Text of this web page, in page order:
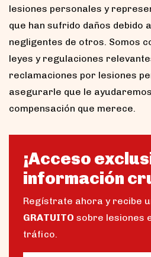
lesiones personales y
que han sufrido daños debido
negligentes de otros. Somos
leyes y regulaciones
reclamaciones por lesiones
asegurarle que le
compensación que merece.
¡Acceso
información
Regístrate ahora y recibe
GRATUITO sobre lesiones
tráfico.